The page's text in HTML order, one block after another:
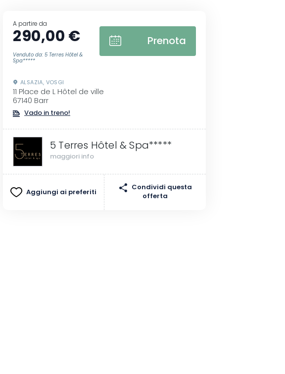
A partire da
290,00 €
Venduto da: 5 Terres Hôtel &
Spa*****
Prenota
ALSAZIA, VOSGI
11 Place de L Hôtel de ville
67140 Barr
Vado in treno!
5 Terres Hôtel & Spa*****
maggiori info
Aggiungi ai preferiti
Condividi questa
offerta